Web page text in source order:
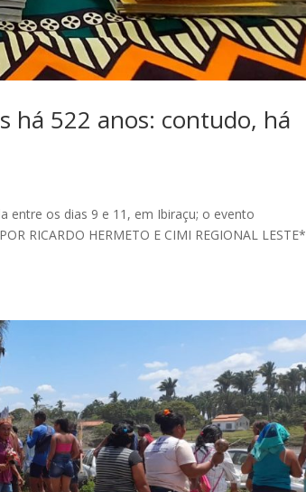
há 522 anos: contudo, há
entre os dias 9 e 11, em Ibiraçu; o evento
RICARDO HERMETO E CIMI REGIONAL LESTE*